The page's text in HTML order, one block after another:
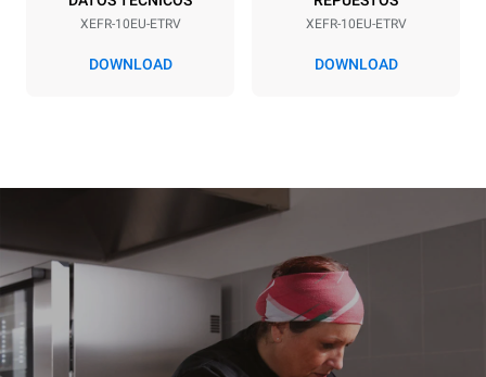
producidas por el horno.
Las emisiones indirectas
dependen de la mezcla de
energía de la red a la que
está conectado; estas
últimas pueden eliminarse
eligiendo comprar energía
producida a partir de
fuentes
renovables.Greenhouse
Gas Protocol
XEFR-10EU-ETRV
DOWNLOAD
XEFR-10EU-ETRV
DOWNLOAD